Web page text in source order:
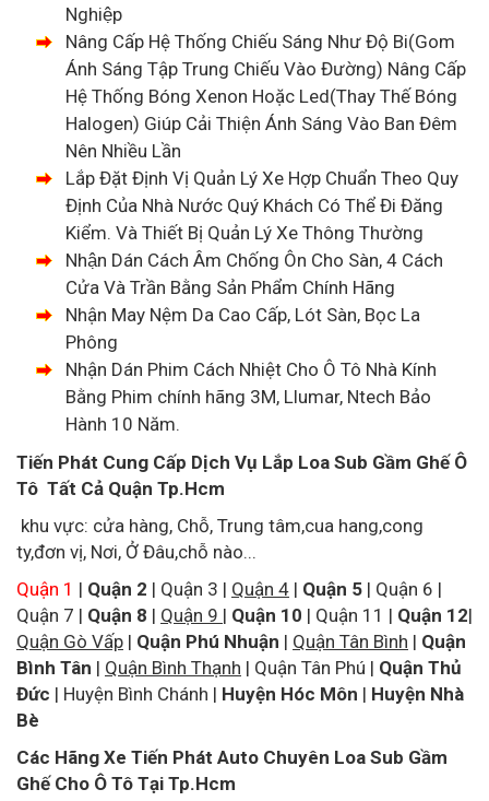
Nghiệp
Nâng Cấp Hệ Thống Chiếu Sáng Như Độ Bi(Gom
Ánh Sáng Tập Trung Chiếu Vào Đường) Nâng Cấp
Hệ Thống Bóng Xenon Hoặc Led(Thay Thế Bóng
Halogen) Giúp Cải Thiện Ánh Sáng Vào Ban Đêm
Nên Nhiều Lần
Lắp Đặt Định Vị Quản Lý Xe Hợp Chuẩn Theo Quy
Định Của Nhà Nước Quý Khách Có Thể Đi Đăng
Kiểm. Và Thiết Bị Quản Lý Xe Thông Thường
Nhận Dán Cách Âm Chống Ôn Cho Sàn, 4 Cách
Cửa Và Trần Bằng Sản Phẩm Chính Hãng
Nhận May Nệm Da Cao Cấp, Lót Sàn, Bọc La
Phông
Nhận Dán Phim Cách Nhiệt Cho Ô Tô Nhà Kính
Bằng Phim chính hãng 3M, Llumar, Ntech Bảo
Hành 10 Năm.
Tiến Phát Cung Cấp Dịch Vụ Lắp Loa Sub Gầm Ghế Ô
Tô Tất Cả Quận Tp.Hcm
khu vực: cửa hàng, Chỗ, Trung tâm,cua hang,cong
ty,đơn vị, Nơi, Ở Đâu,chỗ nào...
Quận 1 | Quận 2 | Quận 3 | Quận 4 | Quận 5 | Quận 6 |
Quận 7 | Quận 8 | Quận 9 | Quận 10 | Quận 11 | Quận 12|
Quận Gò Vấp | Quận Phú Nhuận | Quận Tân Bình | Quận
Bình Tân | Quận Bình Thạnh | Quận Tân Phú | Quận Thủ
Đức | Huyện Bình Chánh | Huyện Hóc Môn | Huyện Nhà
Bè
Các Hãng Xe Tiến Phát Auto Chuyên Loa Sub Gầm
Ghế Cho Ô Tô Tại Tp.Hcm